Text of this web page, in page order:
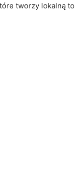
tworzy lokalną